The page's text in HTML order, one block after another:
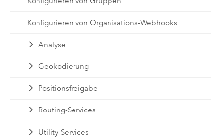
Konfigurieren von Organisations-Webhooks
Analyse
Geokodierung
Positionsfreigabe
Routing-Services
Utility-Services